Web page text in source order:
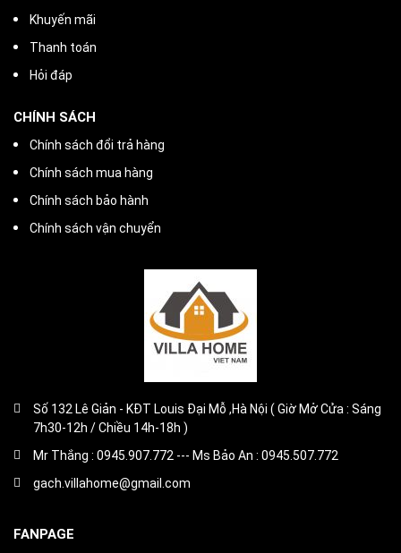
Khuyến mãi
Thanh toán
Hỏi đáp
CHÍNH SÁCH
Chính sách đổi trả hàng
Chính sách mua hàng
Chính sách bảo hành
Chính sách vận chuyển
Số 132 Lê Giản - KĐT Louis Đại Mỗ ,Hà Nội ( Giờ Mở Cửa : Sáng
7h30-12h / Chiều 14h-18h )
Mr Thắng : 0945.907.772 --- Ms Bảo An : 0945.507.772
gach.villahome@gmail.com
FANPAGE